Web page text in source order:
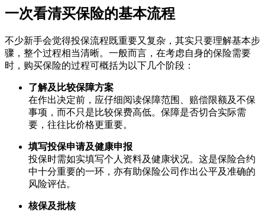
一次看清买保险的基本流程
不少新手会觉得投保流程既重要又复杂，其实只要理解基本步
骤，整个过程相当清晰。一般而言，在考虑自身的保险需要
时，购买保险的过程可概括为以下几个阶段：
了解及比较保障方案
在作出决定前，应仔细阅读保障范围、赔偿限额及不保
事项，而不只是比较保费高低。保障是否切合实际需
要，往往比价格更重要。
填写投保申请及健康申报
投保时需如实填写个人资料及健康状况。这是保险合约
中十分重要的一环，亦有助保险公司作出公平及准确的
风险评估。
核保及批核